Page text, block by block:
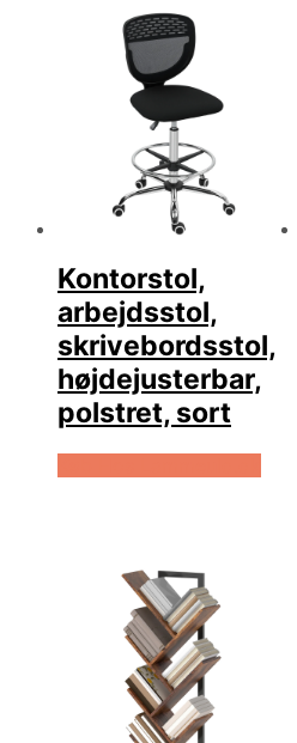
Kontorstol,
arbejdsstol,
skrivebordsstol,
højdejusterbar,
polstret, sort